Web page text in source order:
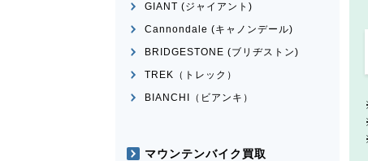
GIANT (ジャイアント)
Cannondale (キャノンデール)
BRIDGESTONE (ブリヂストン)
TREK（トレック）
BIANCHI（ビアンキ）
マウンテンバイク買取